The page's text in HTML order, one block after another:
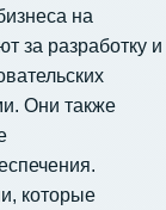
на
за разработку и
Они также
которые